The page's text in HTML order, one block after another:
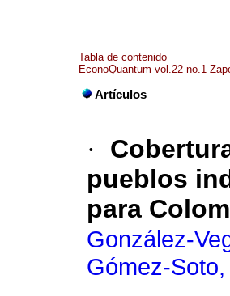
Tabla de contenido
EconoQuantum vol.22 no.1
Artículos
·
pueblos
para
González-
Gómez-